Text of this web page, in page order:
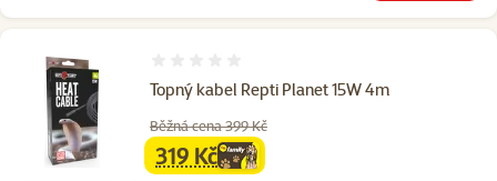
Topný kabel Repti Planet 15W 4m
Běžná cena 399 Kč
familycena
319 Kč